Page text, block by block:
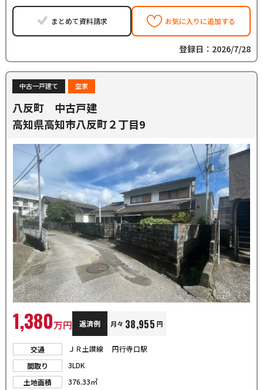
まとめて資料請求 お気に入りに追加する
登録日：2026/7/28
中古一戸建て 空家
八反町 中古戸建
高知県高知市八反町２丁目9
1,380万円 返済例 月々 38,955 円
交通
ＪＲ土讃線 円行寺口駅
間取り
3LDK
土地面積
376.33㎡